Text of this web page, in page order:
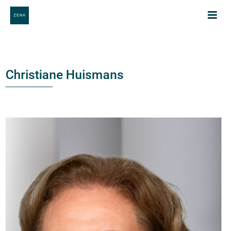
Christiane Huismans